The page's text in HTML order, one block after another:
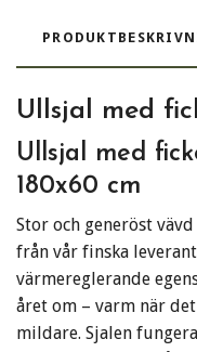
Ullsjal med
Ullsjal med
180x60 cm
Stor och generöst
från vår finska
värmereglerande
året om – varm när
mildare. Sjalen